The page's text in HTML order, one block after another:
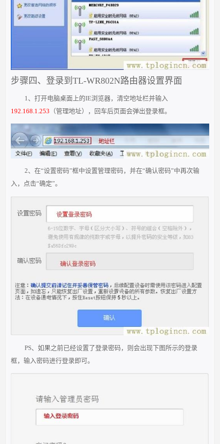
步骤四、登录到TL-WR802N路由器设置界面
1、打开电脑桌面上的IE浏览器，清空地址栏并输入
192.168.1.253 （管理地址），回车后页面会弹出登录框。
2、在“设置密码”框中设置管理密码，并在“确认密码”中再次输
入，点击“确定”。
PS、如果之前已经设置了登录密码，则会出现下图所示的登录
框，输入密码进行登录即可。